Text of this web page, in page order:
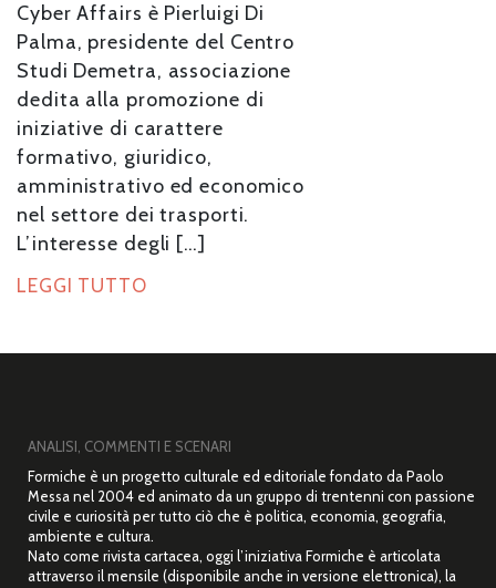
Cyber Affairs è Pierluigi Di
Palma, presidente del Centro
Studi Demetra, associazione
dedita alla promozione di
iniziative di carattere
formativo, giuridico,
amministrativo ed economico
nel settore dei trasporti.
L’interesse degli […]
LEGGI TUTTO
ANALISI, COMMENTI E SCENARI
Formiche è un progetto culturale ed editoriale fondato da Paolo
Messa nel 2004 ed animato da un gruppo di trentenni con passione
civile e curiosità per tutto ciò che è politica, economia, geografia,
ambiente e cultura.
Nato come rivista cartacea, oggi l’iniziativa Formiche è articolata
attraverso il mensile (disponibile anche in versione elettronica), la